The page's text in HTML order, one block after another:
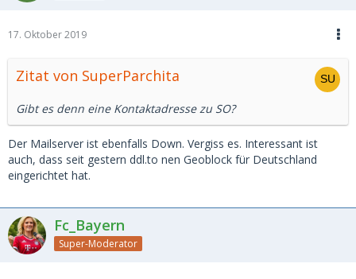
17. Oktober 2019
Zitat von SuperParchita
Gibt es denn eine Kontaktadresse zu SO?
Der Mailserver ist ebenfalls Down. Vergiss es. Interessant ist
auch, dass seit gestern ddl.to nen Geoblock für Deutschland
eingerichtet hat.
Fc_Bayern
Super-Moderator